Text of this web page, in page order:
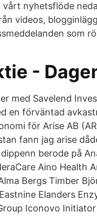
vårt nyhetsflöde
videos,
som
-
med Savelend
en förväntad
för Arise AB
fann jag arise
berode på
Aino Health
Bergs Timber
Elanders
Iconovo